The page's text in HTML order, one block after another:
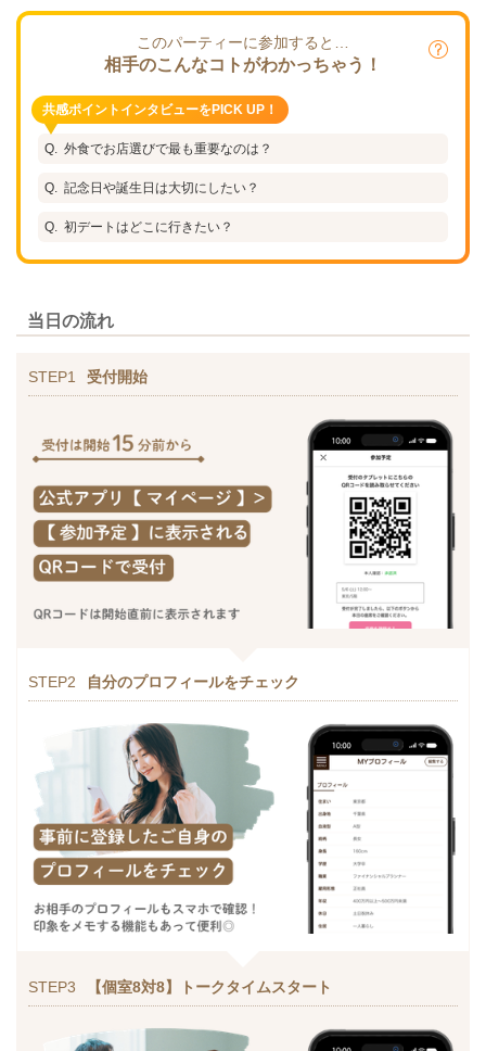
このパーティーに参加すると…
相手のこんなコトがわかっちゃう！
共感ポイントインタビューをPICK UP！
外食でお店選びで最も重要なのは？
記念日や誕生日は大切にしたい？
初デートはどこに行きたい？
当日の流れ
STEP1 受付開始
STEP2 自分のプロフィールをチェック
STEP3 【個室8対8】トークタイムスタート